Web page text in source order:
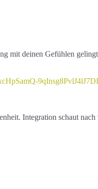
mit deinen Gefühlen
Integration schaut